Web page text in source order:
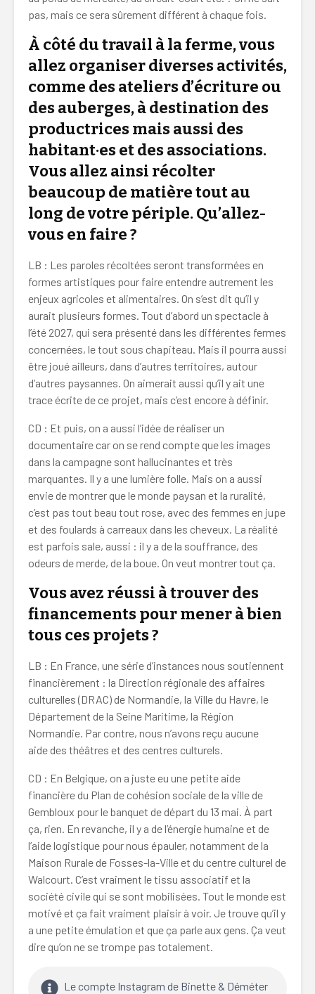
pas, mais ce sera sûrement différent à chaque fois.
À côté du travail à la ferme, vous
allez organiser diverses activités,
comme des ateliers d’écriture ou
des auberges, à destination des
productrices mais aussi des
habitant·es et des associations.
Vous allez ainsi récolter
beaucoup de matière tout au
long de votre périple. Qu’allez-
vous en faire ?
LB : Les paroles récoltées seront transformées en
formes artistiques pour faire entendre autrement les
enjeux agricoles et alimentaires. On s’est dit qu’il y
aurait plusieurs formes. Tout d’abord un spectacle à
l’été 2027, qui sera présenté dans les différentes fermes
concernées, le tout sous chapiteau. Mais il pourra aussi
être joué ailleurs, dans d’autres territoires, autour
d’autres paysannes. On aimerait aussi qu’il y ait une
trace écrite de ce projet, mais c’est encore à définir.
CD : Et puis, on a aussi l’idée de réaliser un
documentaire car on se rend compte que les images
dans la campagne sont hallucinantes et très
marquantes. Il y a une lumière folle. Mais on a aussi
envie de montrer que le monde paysan et la ruralité,
c’est pas tout beau tout rose, avec des femmes en jupe
et des foulards à carreaux dans les cheveux. La réalité
est parfois sale, aussi : il y a de la souffrance, des
odeurs de merde, de la boue. On veut montrer tout ça.
Vous avez réussi à trouver des
financements pour mener à bien
tous ces projets ?
LB : En France, une série d’instances nous soutiennent
financièrement : la Direction régionale des affaires
culturelles (DRAC) de Normandie, la Ville du Havre, le
Département de la Seine Maritime, la Région
Normandie. Par contre, nous n’avons reçu aucune
aide des théâtres et des centres culturels.
CD : En Belgique, on a juste eu une petite aide
financière du Plan de cohésion sociale de la ville de
Gembloux pour le banquet de départ du 13 mai. À part
ça, rien. En revanche, il y a de l’énergie humaine et de
l’aide logistique pour nous épauler, notamment de la
Maison Rurale de Fosses-la-Ville et du centre culturel de
Walcourt. C’est vraiment le tissu associatif et la
société civile qui se sont mobilisées. Tout le monde est
motivé et ça fait vraiment plaisir à voir. Je trouve qu’il y
a une petite émulation et que ça parle aux gens. Ça veut
dire qu’on ne se trompe pas totalement.
Le compte Instagram de Binette & Déméter